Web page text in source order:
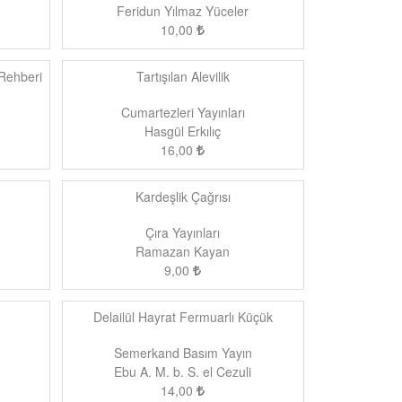
Feridun Yılmaz Yüceler
10,00
Tartışılan Alevilik
Cumartezleri Yayınları
Hasgül Erkılıç
16,00
Kardeşlik Çağrısı
Çıra Yayınları
Ramazan Kayan
9,00
Delailül Hayrat Fermuarlı Küçük
Semerkand Basım Yayın
Ebu A. M. b. S. el Cezuli
14,00